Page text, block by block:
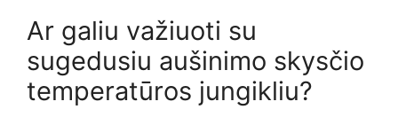
Ar galiu važiuoti su
sugedusiu aušinimo skysčio
temperatūros jungikliu?